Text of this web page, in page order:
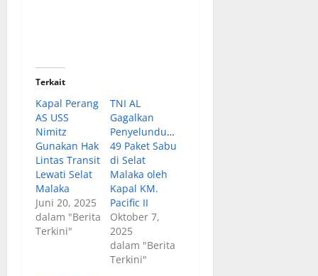
Terkait
Kapal Perang
AS USS
Nimitz
Gunakan Hak
Lintas Transit
Lewati Selat
Malaka
Juni 20, 2025
dalam "Berita
Terkini"
TNI AL
Gagalkan
Penyelundupan
49 Paket Sabu
di Selat
Malaka oleh
Kapal KM.
Pacific II
Oktober 7,
2025
dalam "Berita
Terkini"